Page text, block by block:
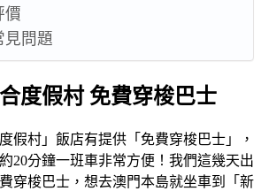
價
見問題
度假村 免費穿梭巴士
假村」飯店有提供「免費穿梭巴士」，
20分鐘一班車非常方便！我們這幾天出
穿梭巴士，想去澳門本島就坐車到「新